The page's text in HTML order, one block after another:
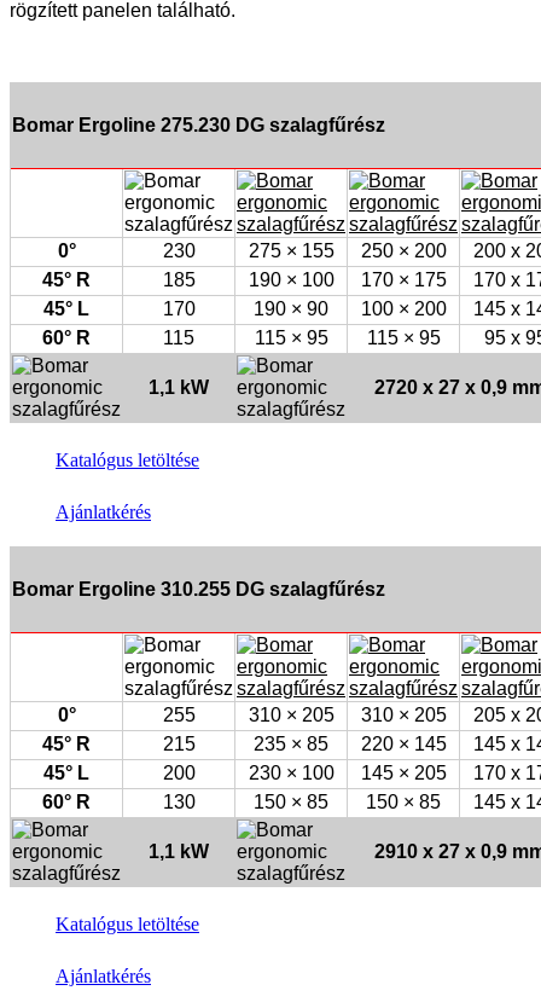
rögzített panelen található.
Bomar Ergoline 275.230 DG szalagfűrész
0° 230 275 × 155 250 × 200
200 x
45° R
185 190 × 100 170 × 175
170 x
45° L
170 190 × 90 100 × 200
145 x
60° R
115 115 × 95 115 × 95 95 x
1,1 kW 2720 x 27 x 0,9
Katalógus letöltése
Ajánlatkérés
Bomar Ergoline 310.255 DG szalagfűrész
0° 255 310 × 205 310 × 205
205 x
45° R
215 235 × 85 220 × 145
145 x
45° L
200 230 × 100 145 × 205
170 x
60° R
130 150 × 85 150 × 85 145 x
1,1 kW 2910 x 27 x 0,9
Katalógus letöltése
Ajánlatkérés